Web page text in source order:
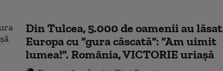
Din Tulcea, 5.000 de oamenii au lăsat
Europa cu ”gura căscată”: ”Am uimit
lumea!”. România, VICTORIE uriașă